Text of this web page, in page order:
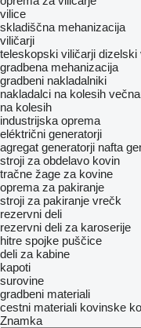
vilice
skladiščna mehanizacija
viličarji
teleskopski viličarji dizelski
gradbena mehanizacija
gradbeni nakladalniki
nakladalci na kolesih
na kolesih
industrijska oprema
eléktrični generatorji
agregat generatorji nafta
stroji za obdelavo kovin
tračne žage za kovine
oprema za pakiranje
stroji za pakiranje vrečk
rezervni deli
rezervni deli za karoserije
hitre spojke puščice
deli za kabine
kapoti
surovine
gradbeni materiali
cestni materiali kovinske
Znamka